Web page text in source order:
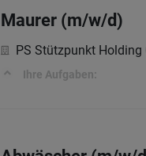
Maurer (m/w/d)
PS Stützpunkt Holding
Ihre Aufgaben: